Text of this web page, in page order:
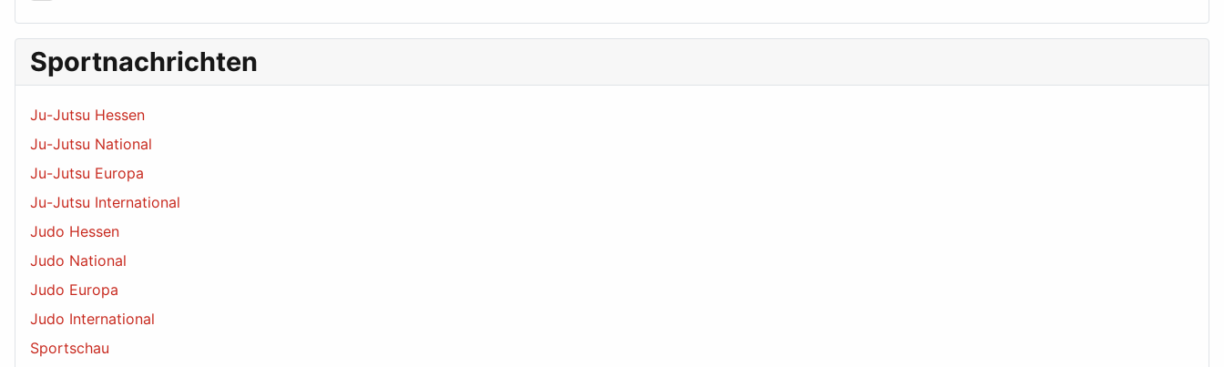
Sportnachrichten
Ju-Jutsu Hessen
Ju-Jutsu National
Ju-Jutsu Europa
Ju-Jutsu International
Judo Hessen
Judo National
Judo Europa
Judo International
Sportschau